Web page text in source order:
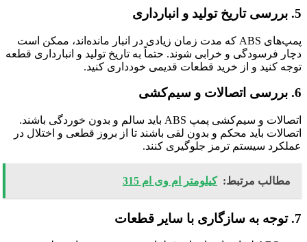
5. بررسی تاریخ تولید و انبارداری
پمپ‌های ABS که مدت زمان زیادی در انبار مانده‌اند، ممکن است
دچار فرسودگی و خرابی شوند. حتماً به تاریخ تولید و انبارداری قطعه
توجه کنید و از خرید قطعات قدیمی خودداری کنید.
6. بررسی اتصالات و سیم‌کشی
اتصالات و سیم‌کشی پمپ ABS باید سالم و بدون خوردگی باشند.
اتصالات باید محکم و بدون لقی باشند تا از بروز قطعی و اختلال در
عملکرد سیستم ترمز جلوگیری کنند.
مطالب مرتبط: کیلومتر ام وی ام 315
7. توجه به سازگاری با سایر قطعات